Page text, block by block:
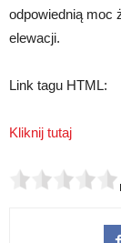
odpowiednią moc
elewacji.
Link tagu HTML:
Kliknij tutaj